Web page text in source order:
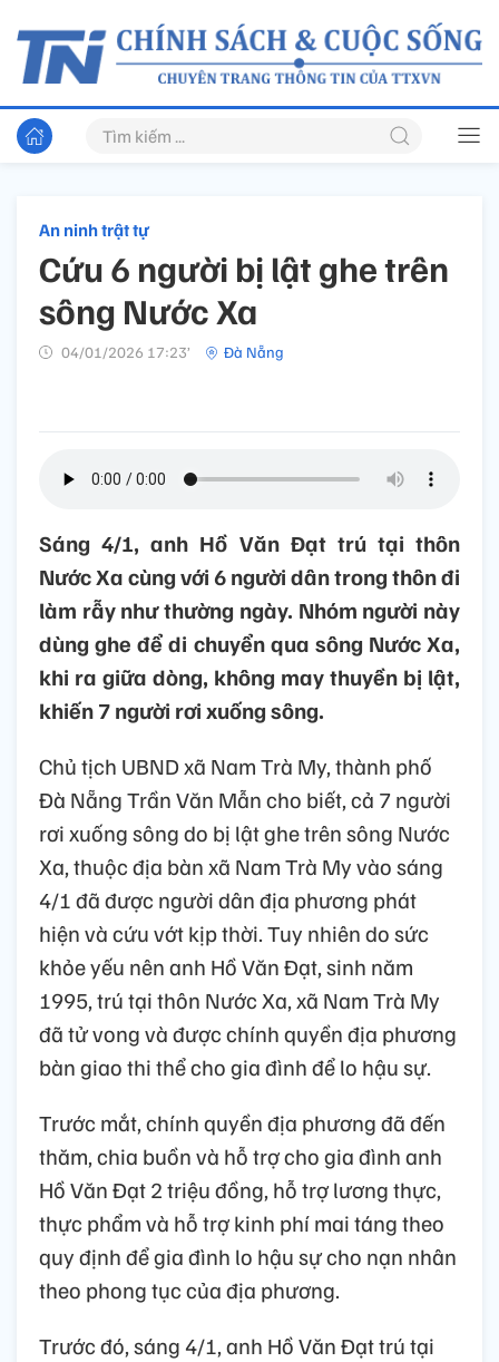
An ninh trật tự
Cứu 6 người bị lật ghe trên
sông Nước Xa
04/01/2026 17:23’ Đà Nẵng
Sáng 4/1, anh Hồ Văn Đạt trú tại thôn
Nước Xa cùng với 6 người dân trong thôn đi
làm rẫy như thường ngày. Nhóm người này
dùng ghe để di chuyển qua sông Nước Xa,
khi ra giữa dòng, không may thuyền bị lật,
khiến 7 người rơi xuống sông.
Chủ tịch UBND xã Nam Trà My, thành phố
Đà Nẵng Trần Văn Mẫn cho biết, cả 7 người
rơi xuống sông do bị lật ghe trên sông Nước
Xa, thuộc địa bàn xã Nam Trà My vào sáng
4/1 đã được người dân địa phương phát
hiện và cứu vớt kịp thời. Tuy nhiên do sức
khỏe yếu nên anh Hồ Văn Đạt, sinh năm
1995, trú tại thôn Nước Xa, xã Nam Trà My
đã tử vong và được chính quyền địa phương
bàn giao thi thể cho gia đình để lo hậu sự.
Trước mắt, chính quyền địa phương đã đến
thăm, chia buồn và hỗ trợ cho gia đình anh
Hồ Văn Đạt 2 triệu đồng, hỗ trợ lương thực,
thực phẩm và hỗ trợ kinh phí mai táng theo
quy định để gia đình lo hậu sự cho nạn nhân
theo phong tục của địa phương.
Trước đó, sáng 4/1, anh Hồ Văn Đạt trú tại